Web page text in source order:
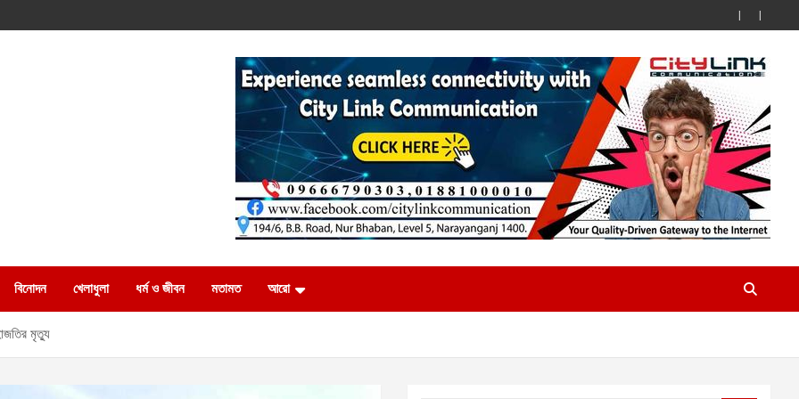
বিনোদন খেলাধুলা ধর্ম ও জীবন মতামত আরো
মৃত্যু